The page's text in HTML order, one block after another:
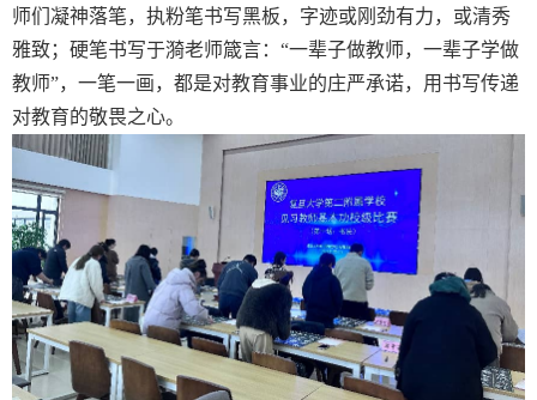
师们凝神落笔，执粉笔书写黑板，字迹或刚劲有力，或清秀
雅致；硬笔书写于漪老师箴言：“一辈子做教师，一辈子学做
教师”，一笔一画，都是对教育事业的庄严承诺，用书写传递
对教育的敬畏之心。